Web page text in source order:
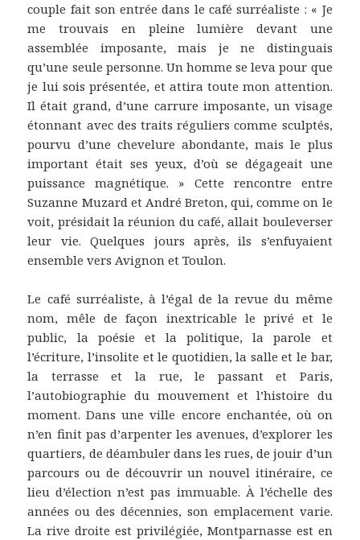
couple fait son entrée dans le café surréaliste : « Je
me trouvais en pleine lumière devant une
assemblée imposante, mais je ne distinguais
qu’une seule personne. Un homme se leva pour que
je lui sois présentée, et attira toute mon attention.
Il était grand, d’une carrure imposante, un visage
étonnant avec des traits réguliers comme sculptés,
pourvu d’une chevelure abondante, mais le plus
important était ses yeux, d’où se dégageait une
puissance magnétique. » Cette rencontre entre
Suzanne Muzard et André Breton, qui, comme on le
voit, présidait la réunion du café, allait bouleverser
leur vie. Quelques jours après, ils s’enfuyaient
ensemble vers Avignon et Toulon.
Le café surréaliste, à l’égal de la revue du même
nom, mêle de façon inextricable le privé et le
public, la poésie et la politique, la parole et
l’écriture, l’insolite et le quotidien, la salle et le bar,
la terrasse et la rue, le passant et Paris,
l’autobiographie du mouvement et l’histoire du
moment. Dans une ville encore enchantée, où on
n’en finit pas d’arpenter les avenues, d’explorer les
quartiers, de déambuler dans les rues, de jouir d’un
parcours ou de découvrir un nouvel itinéraire, ce
lieu d’élection n’est pas immuable. À l’échelle des
années ou des décennies, son emplacement varie.
La rive droite est privilégiée, Montparnasse est en